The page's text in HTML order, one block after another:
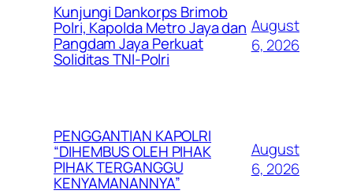
Kunjungi Dankorps Brimob
Polri, Kapolda Metro Jaya dan
Pangdam Jaya Perkuat
Soliditas TNI-Polri
August
6, 2026
PENGGANTIAN KAPOLRI
“DIHEMBUS OLEH PIHAK
PIHAK TERGANGGU
KENYAMANANNYA”
August
6, 2026